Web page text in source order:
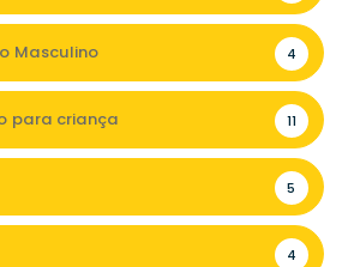
Masculino 4
para criança 11
5
4